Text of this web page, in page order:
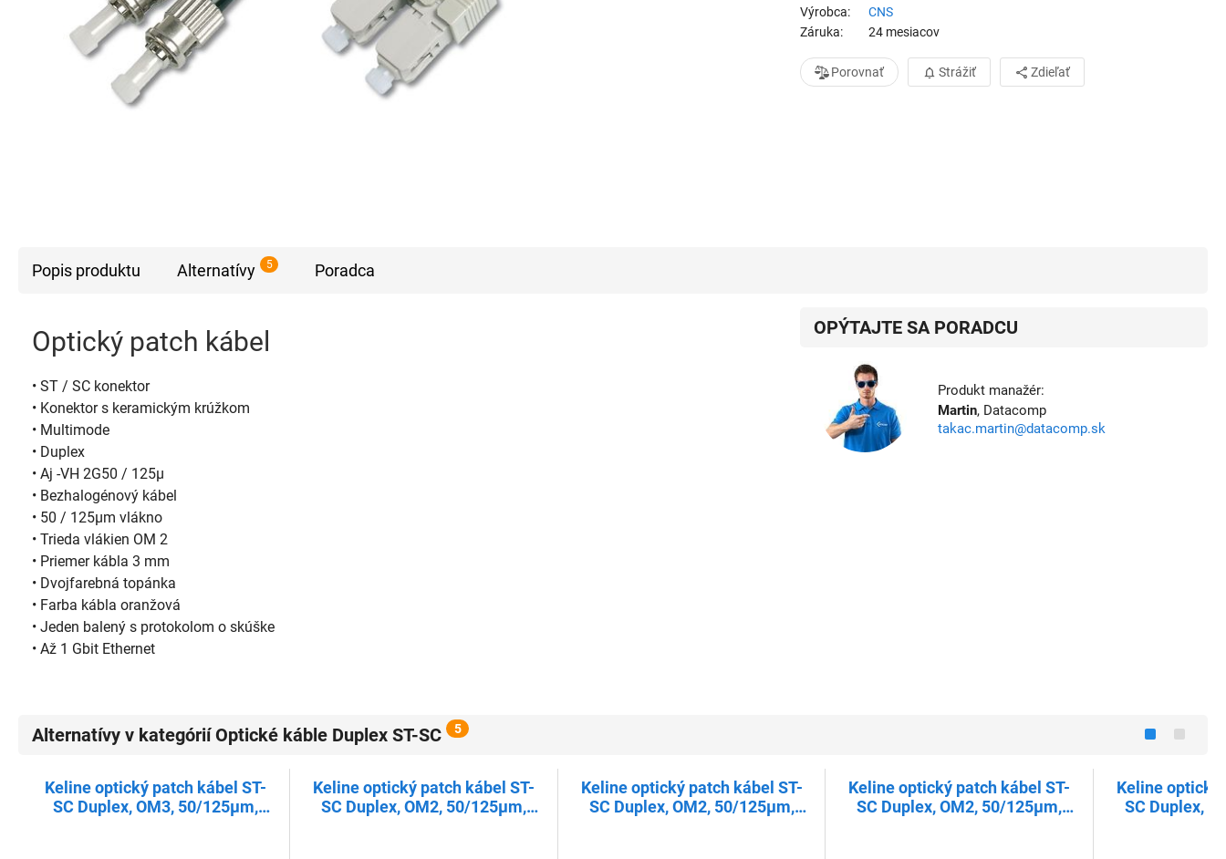
Výrobca
CNS
Záruka
24 mesiacov
Porovnať Strážiť Zdieľať
Popis produktu Alternatívy 5 Poradca
Optický patch kábel
• ST / SC konektor
• Konektor s keramickým krúžkom
• Multimode
• Duplex
• Aj -VH 2G50 / 125µ
• Bezhalogénový kábel
• 50 / 125µm vlákno
• Trieda vlákien OM 2
• Priemer kábla 3 mm
• Dvojfarebná topánka
• Farba kábla oranžová
• Jeden balený s protokolom o skúške
• Až 1 Gbit Ethernet
OPÝTAJTE SA PORADCU
Produkt manažér:
Martin, Datacomp
takac.martin@datacomp.sk
Alternatívy v kategórií Optické káble Duplex ST-SC 5
Keline optický patch kábel ST-
SC Duplex, OM3, 50/125µm,
Keline optický patch kábel ST-
SC Duplex, OM2, 50/125µm,
Keline optický patch kábel ST-
SC Duplex, OM2, 50/125µm,
Keline optický patch kábel ST-
SC Duplex, OM2, 50/125µm,
Keline optický
SC Duplex,